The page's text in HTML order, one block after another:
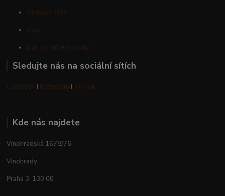
Arabská káva
Čaje
Datle a sušené plody
Sledujte nás na sociální sítích
Facebook I Instagram I TikTok
Kde nás najdete
Vinohradská 1678/76
Vinohrady
Praha 3, 130 00